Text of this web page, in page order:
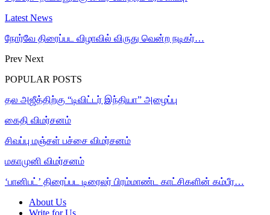
Latest News
நோர்வே திரைப்பட விழாவில் விருது வென்ற நடிகர்…
Prev Next
POPULAR POSTS
தல அஜீத்திற்கு “டிவிட்டர் இந்தியா” அழைப்பு
கைதி விமர்சனம்
சிவப்பு மஞ்சள் பச்சை விமர்சனம்
மகாமுனி விமர்சனம்
‘பானிபட்’ திரைப்பட டிரைலர் பிரம்மாண்ட காட்சிகளின் கம்பீர…
About Us
Write for Us